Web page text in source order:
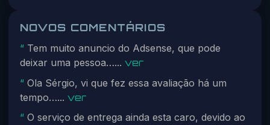
NOVOS COMENTÁRIOS
“Tem muito anuncio do Adsense, que pode
deixar uma pessoa…... ver
“Ola Sérgio, vi que fez essa avaliação há um
tempo…... ver
“O serviço de entrega ainda esta caro, devido ao